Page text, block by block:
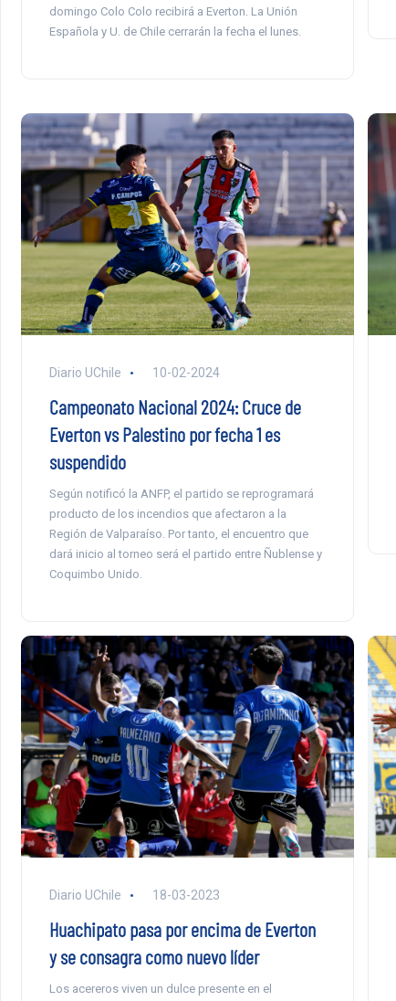
domingo Colo Colo recibirá a Everton. La Unión
Española y U. de Chile cerrarán la fecha el lunes.
Diario UChile 10-02-2024
Campeonato Nacional 2024: Cruce de
Everton vs Palestino por fecha 1 es
suspendido
Según notificó la ANFP, el partido se reprogramará
producto de los incendios que afectaron a la
Región de Valparaíso. Por tanto, el encuentro que
dará inicio al torneo será el partido entre Ñublense y
Coquimbo Unido.
Diario UChile 18-03-2023
Huachipato pasa por encima de Everton
y se consagra como nuevo líder
Los acereros viven un dulce presente en el